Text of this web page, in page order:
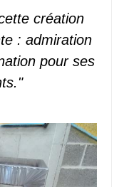
création
: admiration
pour ses